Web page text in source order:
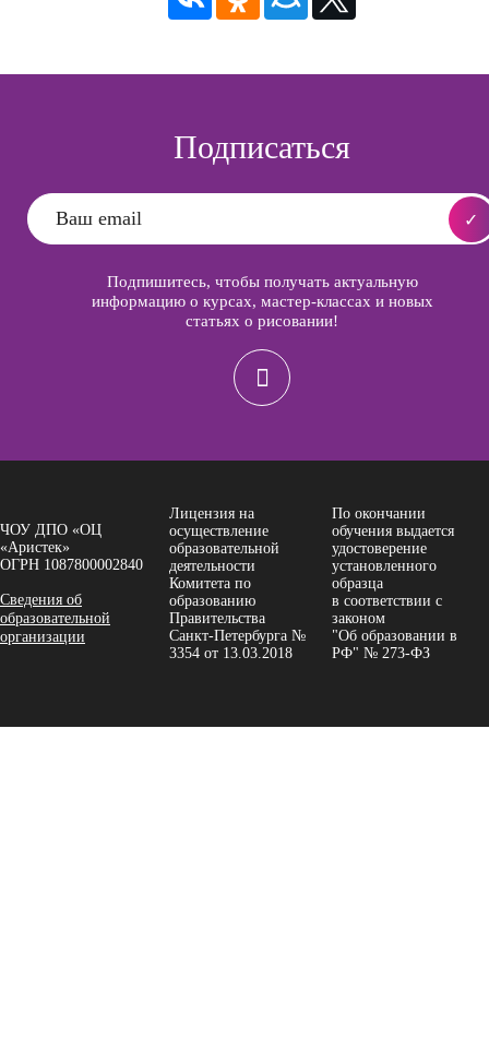
Подписаться
Подпишитесь, чтобы получать актуальную
информацию о курсах, мастер-классах и новых
статьях о рисовании!
ЧОУ ДПО «ОЦ
«Аристек»
ОГРН 1087800002840
Сведения об
образовательной
организации
Лицензия на
осуществление
образовательной
деятельности
Комитета по
образованию
Правительства
Санкт-Петербурга №
3354 от 13.03.2018
По окончании
обучения выдается
удостоверение
установленного
образца
в соответствии с
законом
"Об образовании в
РФ" № 273-ФЗ